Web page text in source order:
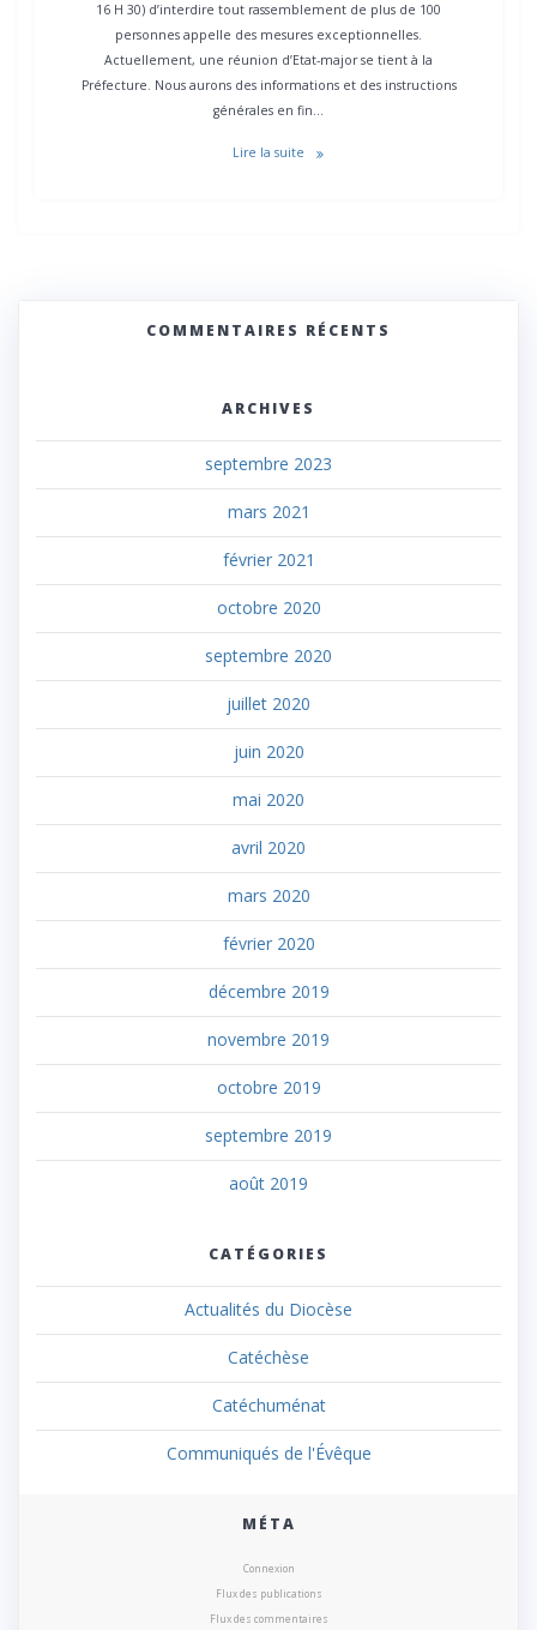
16 H 30) d’interdire tout rassemblement de plus de 100
personnes appelle des mesures exceptionnelles.
Actuellement, une réunion d’Etat-major se tient à la
Préfecture. Nous aurons des informations et des instructions
générales en fin…
Lire la suite
COMMENTAIRES RÉCENTS
ARCHIVES
septembre 2023
mars 2021
février 2021
octobre 2020
septembre 2020
juillet 2020
juin 2020
mai 2020
avril 2020
mars 2020
février 2020
décembre 2019
novembre 2019
octobre 2019
septembre 2019
août 2019
CATÉGORIES
Actualités du Diocèse
Catéchèse
Catéchuménat
Communiqués de l'Évêque
MÉTA
Connexion
Flux des publications
Flux des commentaires